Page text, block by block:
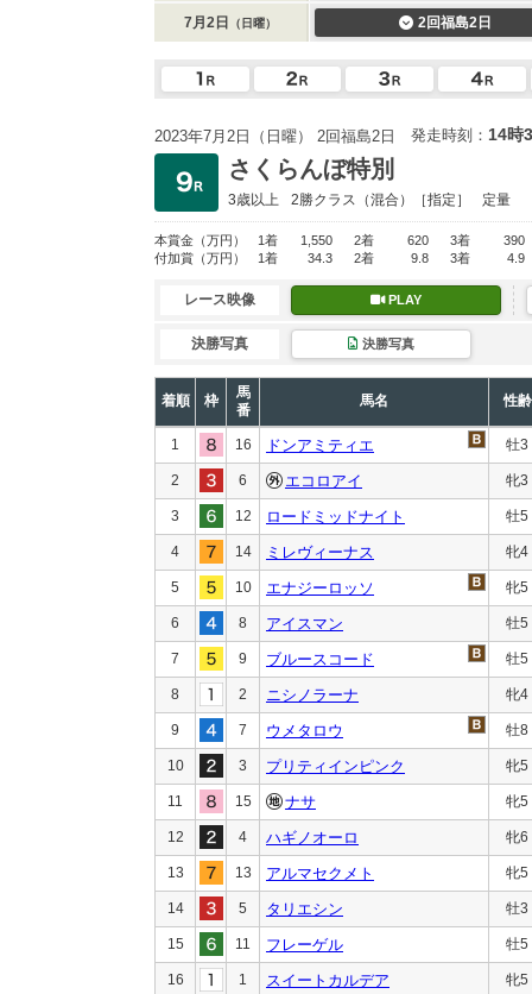
7月2日 （日曜） 2回福島2日
2023年7月2日（日曜） 2回福島2日 発走時刻： 14時
さくらんぼ特別
3歳以上 2勝クラス （混合）［指定］ 定量
本賞金 （万円） 1着 1,550 2着 620 3着
390
付加賞 （万円） 1着 34.3 2着 9.8 3着 4.9
レース映像 PLAY
決勝写真 決勝写真
着順 枠
馬
番
馬名 性齢
1 16 ドンアミティエ 牡3
2 6 エコロアイ 牝3
3 12 ロードミッドナイト 牡5
4 14 ミレヴィーナス 牝4
5 10 エナジーロッソ 牝5
6 8 アイスマン 牡5
7 9 ブルースコード 牡5
8 2 ニシノラーナ 牝4
9 7 ウメタロウ 牡8
10 3 プリティインピンク 牝5
11 15 ナサ 牝5
12 4 ハギノオーロ 牝6
13 13 アルマセクメト 牝5
14 5 タリエシン 牡3
15 11 フレーゲル 牡5
16 1 スイートカルデア 牝5